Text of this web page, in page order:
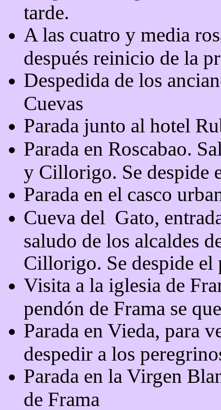
tarde.
A las cuatro y media
después reinicio de la
Despedida de los
Cuevas
Parada junto al hotel
Parada en Roscabao.
y Cillorigo. Se despide
Parada en el casco
Cueva del Gato,
saludo de los alcaldes
Cillorigo. Se despide el
Visita a la iglesia de
pendón de Frama se
Parada en Vieda, para
despedir a los
Parada en la Virgen
de Frama